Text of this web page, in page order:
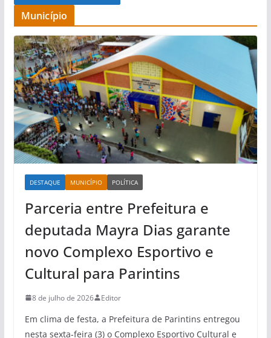
Município
DESTAQUE MUNICÍPIO POLÍTICA
Parceria entre Prefeitura e
deputada Mayra Dias garante
novo Complexo Esportivo e
Cultural para Parintins
8 de julho de 2026 Editor
Em clima de festa, a Prefeitura de Parintins entregou
nesta sexta-feira (3) o Complexo Esportivo Cultural e